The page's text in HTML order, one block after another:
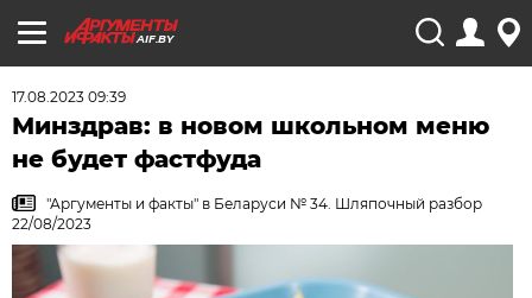
AIF.BY
17.08.2023 09:39
Минздрав: в новом школьном меню
не будет фастфуда
"Аргументы и факты" в Беларуси № 34. Шляпочный разбор
22/08/2023